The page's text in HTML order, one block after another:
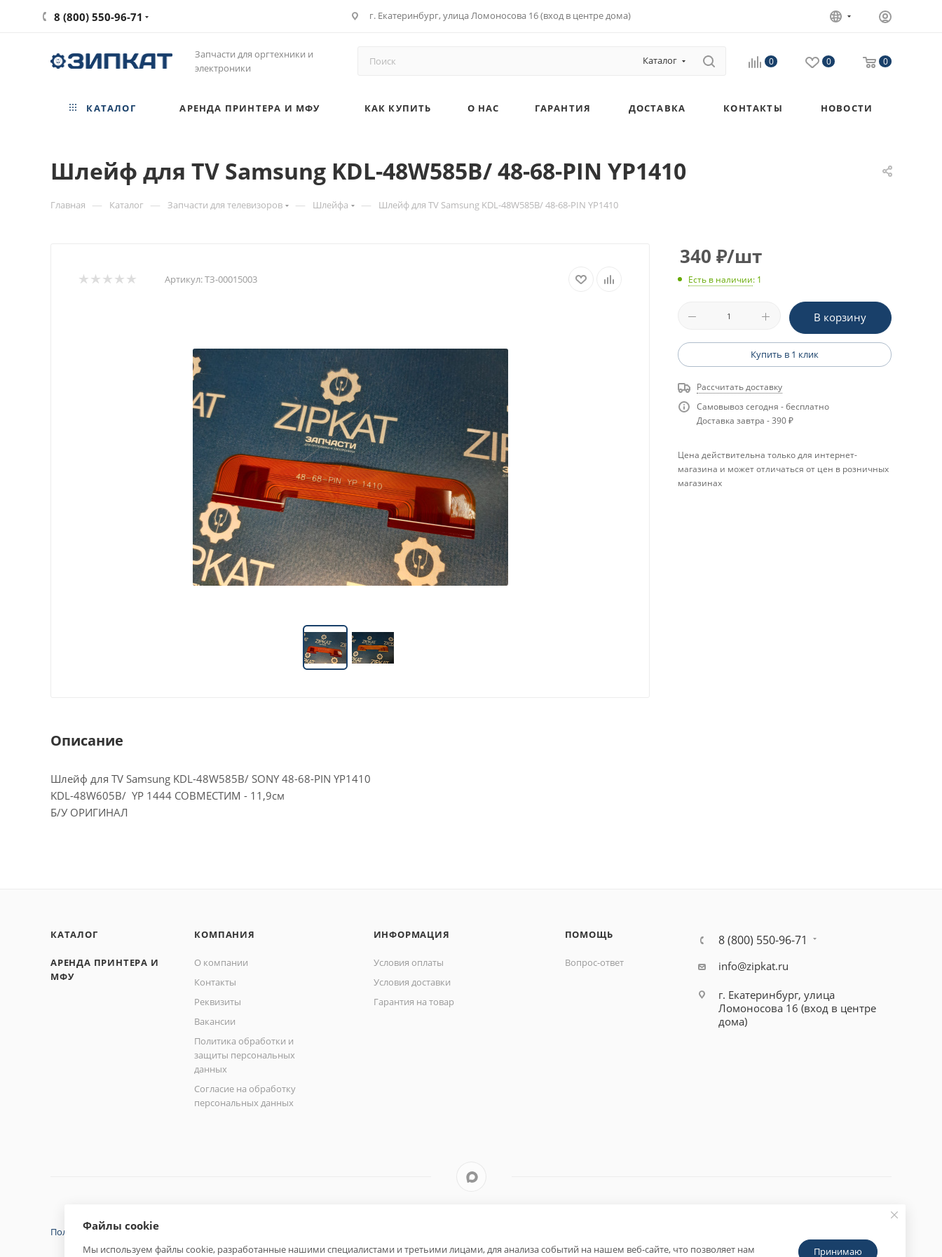
8 (800) 550-96-71 г. Екатеринбург, улица Ломоносова 16 (вход в центре дома)
Запчасти для оргтехники и
электроники
Каталог 0 0 0
КАТАЛОГ АРЕНДА ПРИНТЕРА И МФУ КАК КУПИТЬ О НАС ГАРАНТИЯ ДОСТАВКА КОНТАКТЫ НОВОСТИ
Шлейф для TV Samsung KDL-48W585B/ 48-68-PIN YP1410
Главная — Каталог — Запчасти для телевизоров — Шлейфа — Шлейф для TV Samsung KDL-48W585B/ 48-68-PIN YP1410
Артикул:ТЗ-00015003
Описание
Шлейф для TV Samsung KDL-48W585B/ SONY 48-68-PIN YP1410
KDL-48W605B/ YP 1444 СОВМЕСТИМ - 11,9см
Б/У ОРИГИНАЛ
340 ₽/шт
Есть в наличии: 1
В корзину
Купить в 1 клик
Рассчитать доставку
Самовывоз сегодня - бесплатно
Доставка завтра - 390 ₽
Цена действительна только для интернет-
магазина и может отличаться от цен в розничных
магазинах
КАТАЛОГ
АРЕНДА ПРИНТЕРА И
МФУ
КОМПАНИЯ
О компании
Контакты
Реквизиты
Вакансии
Политика обработки и
защиты персональных
данных
Согласие на обработку
персональных данных
ИНФОРМАЦИЯ
Условия оплаты
Условия доставки
Гарантия на товар
ПОМОЩЬ
Вопрос-ответ
8 (800) 550-96-71
info@zipkat.ru
г. Екатеринбург, улица
Ломоносова 16 (вход в центре
дома)
Политика конфиденциальности
Файлы cookie
Мы используем файлы cookie, разработанные нашими специалистами и третьими лицами, для анализа событий на нашем веб-сайте, что позволяет нам Принимаю